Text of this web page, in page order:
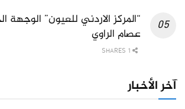
“المركز الاردني للعيون” الوجهة
عصام الراوي
آخر الأخبار